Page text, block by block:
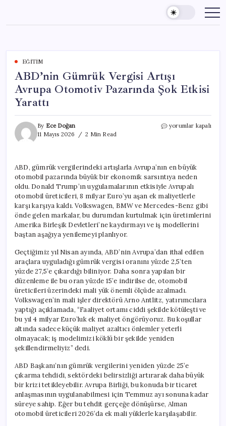
content
EĞITIM
ABD’nin Gümrük Vergisi Artışı
Avrupa Otomotiv Pazarında Şok Etkisi
Yarattı
By Ece Doğan
11 Mayıs 2026
2 Min Read
ABD’nin
Otomotiv
Pazarında
Şok
Etkisi
Yarattı
için
yorumlar kapalı
ABD, gümrük vergilerindeki artışlarla Avrupa’nın en büyük
otomobil pazarında büyük bir ekonomik sarsıntıya neden
oldu. Donald Trump’ın uygulamalarının etkisiyle Avrupalı
otomobil üreticileri, 8 milyar Euro’yu aşan ek maliyetlerle
karşı karşıya kaldı. Volkswagen, BMW ve Mercedes-Benz gibi
önde gelen markalar, bu durumdan kurtulmak için üretimlerini
Amerika Birleşik Devletleri’ne kaydırmayı ve iş modellerini
baştan aşağıya yenilemeyi planlıyor.
Geçtiğimiz yıl Nisan ayında, ABD’nin Avrupa’dan ithal edilen
araçlara uyguladığı gümrük vergisi oranını yüzde 2,5’ten
yüzde 27,5’e çıkardığı biliniyor. Daha sonra yapılan bir
düzenleme ile bu oran yüzde 15’e indirilse de, otomobil
üreticileri üzerindeki mali yük önemli ölçüde azalmadı.
Volkswagen’in mali işler direktörü Arno Antlitz, yatırımcılara
yaptığı açıklamada, “Faaliyet ortamı ciddi şekilde kötüleşti ve
bu yıl 4 milyar Euro’luk ek maliyet öngörüyoruz. Bu koşullar
altında sadece küçük maliyet azaltıcı önlemler yeterli
olmayacak; iş modelimizi köklü bir şekilde yeniden
şekillendirmeliyiz” dedi.
ABD Başkanı’nın gümrük vergilerini yeniden yüzde 25’e
çıkarma tehdidi, sektördeki belirsizliği artırarak daha büyük
bir krizi tetikleyebilir. Avrupa Birliği, bu konuda bir ticaret
anlaşmasının uygulanabilmesi için Temmuz ayı sonuna kadar
süreye sahip. Eğer bu tehdit gerçeğe dönüşürse, Alman
otomobil üreticileri 2026’da ek mali yüklerle karşılaşabilir.